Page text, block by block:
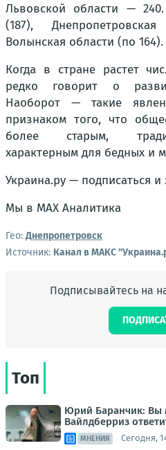
Львовской области —
(187),
Волынская области (по 164).
Когда в стране растет
редко говорит о
Наоборот — такие
признаком того, что
более старым,
характерным для бедных и
Украина.ру — подписаться
Мы в MAX Аналитика
Гео:Днепропетровск
Источник: Канал в МАКС
Подписывайтесь на
Топ
Юрий Баранчик: Вы
Вайлдберриз
МНЕНИЯ Сегодня,